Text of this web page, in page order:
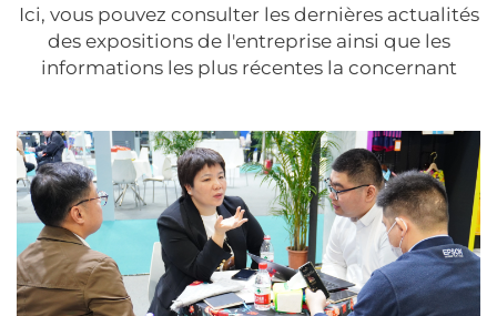
Ici, vous pouvez consulter les dernières actualités
des expositions de l'entreprise ainsi que les
informations les plus récentes la concernant